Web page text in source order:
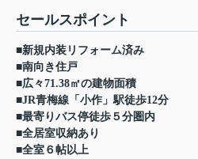
セールスポイント
■新規内装リフォーム済み
■南向き住戸
■広々71.38㎡の建物面積
■JR青梅線「小作」駅徒歩12分
■最寄りバス停徒歩５分圏内
■全居室収納あり
■全室６帖以上